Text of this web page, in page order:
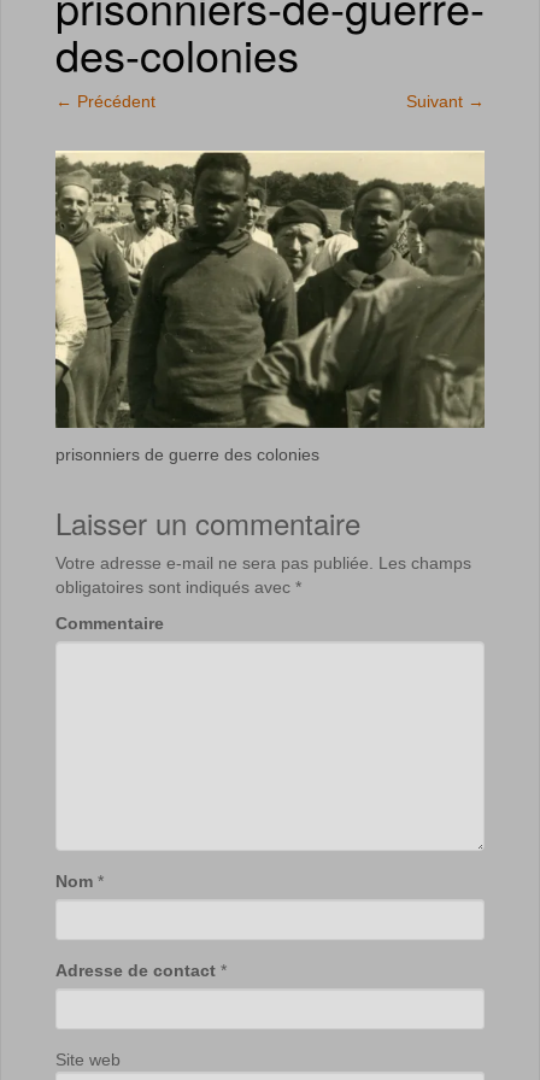
des-colonies
← Précédent Suivant →
prisonniers de guerre des colonies
Laisser un commentaire
Votre adresse e-mail ne sera pas publiée. Les champs
obligatoires sont indiqués avec *
Commentaire
Nom *
Adresse de contact *
Site web